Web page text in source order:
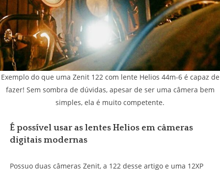
Exemplo do que uma Zenit 122 com lente Helios 44m-6 é capaz de
fazer! Sem sombra de dúvidas, apesar de ser uma câmera bem
simples, ela é muito competente.
É possível usar as lentes Helios em câmeras
digitais modernas
Possuo duas câmeras Zenit, a 122 desse artigo e uma 12XP